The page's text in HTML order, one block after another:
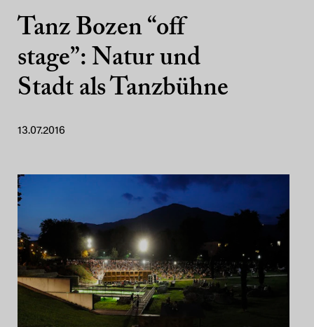
Tanz Bozen “off
stage”: Natur und
Stadt als Tanzbühne
13.07.2016